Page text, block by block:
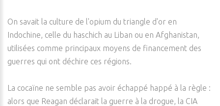
On savait la culture de l'opium du triangle d'or en
Indochine, celle du haschich au Liban ou en Afghanistan,
utilisées comme principaux moyens de financement des
guerres qui ont déchire ces régions.
La cocaïne ne semble pas avoir échappé happé à la règle :
alors que Reagan déclarait la guerre à la drogue, la CIA